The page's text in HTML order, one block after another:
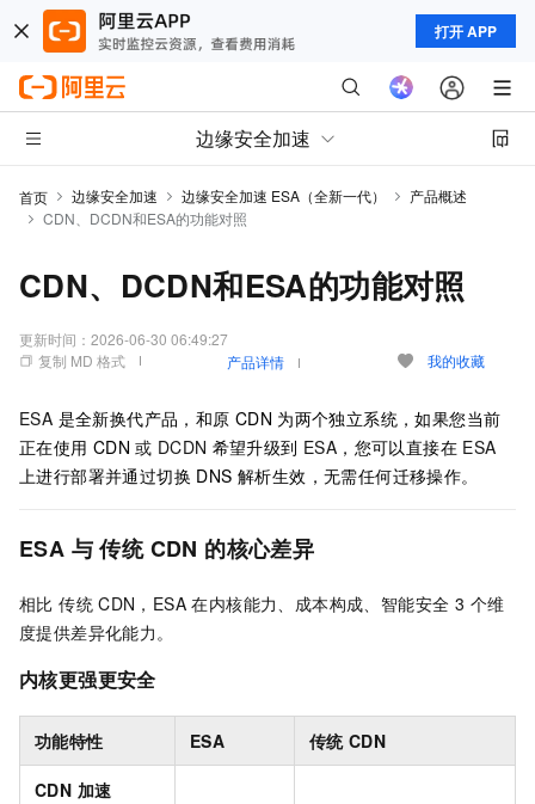
打开 APP
边缘安全加速
首页 边缘安全加速 边缘安全加速 ESA（全新一代）
产品概述
CDN、DCDN和ESA的功能对照
CDN、DCDN和ESA的功能对照
更新时间： 2026-06-30 06:49:27
复制 MD 格式
产品详情 我的收藏
ESA 是全新换代产品，和原 CDN 为两个独立系统，如果您当前
正在使用 CDN 或 DCDN 希望升级到 ESA ，您可以直接在 ESA
上进行部署并通过切换 DNS 解析生效，无需任何迁移操作。
ESA 与 传统 CDN 的核心差异
相比 传统 CDN，ESA 在内核能力、成本构成、智能安全 3 个维
度提供差异化能力。
内核更强更安全
功能特性 ESA 传统 CDN
CDN 加速